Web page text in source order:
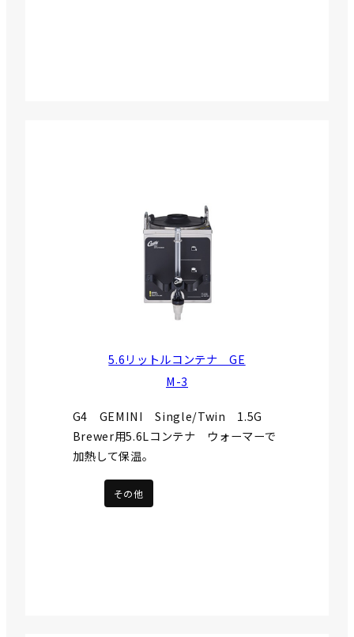
5.6リットルコンテナ GE
M-3
G4 GEMINI Single/Twin 1.5G
Brewer用5.6Lコンテナ ウォーマーで
加熱して保温。
その他